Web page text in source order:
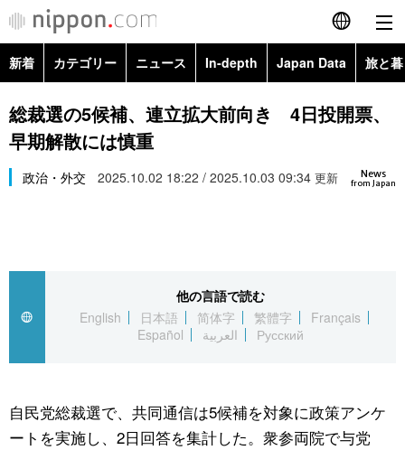
English
简体字
Русский
カテゴリー
経済・ビジネス
国際
文化
トップ
アーカイブ
In-depth
Japan Data
動画/Live
新着 カテゴリー ニュース In-depth Japan Data 旅と
政治・外交
経済・ビジネス
スポーツ・東京2020
Topics
総裁選の5候補、連立拡大前向き 4日投開票、
早期解散には慎重
News
from Japan
政治・外交 2025.10.02 18:22 / 2025.10.03 09:34 更新
他の言語で読む
English
日本語 简体字 繁體字
Français
Español
العربية Русский
自民党総裁選で、共同通信は5候補を対象に政策アンケ
ートを実施し、2日回答を集計した。衆参両院で与党